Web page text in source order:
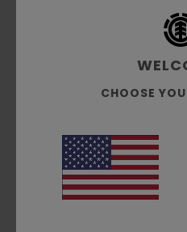
Element Section CBN:
FSC-zertifiziertes
Wasserbasierter
Einfarbiger Print
In Zusammenarbeit
Teilweise
Abfallmanagement in
CHOOSE